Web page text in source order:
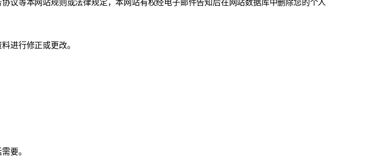
议等本网站规则或法律规定，本网站有权经电子邮件告知后在网站数据库中删除您的个人
进行修正或更改。
要。